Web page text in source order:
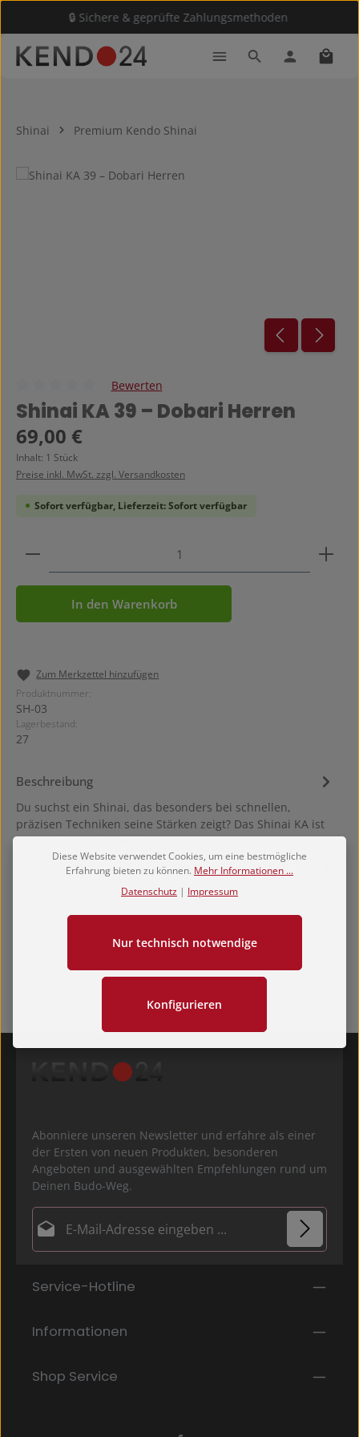
Zum Hauptinhalt springen
🔒 Sichere & geprüfte Zahlungsmethoden
Shinai Premium Kendo Shinai
Bildergalerie überspringen
Durchschnittliche Bewertung von 0 von 5 Sternen
Bewerten
Shinai KA 39 – Dobari Herren
Regulärer Preis:
69,00 €
Inhalt: 1 Stück
Preise inkl. MwSt. zzgl. Versandkosten
Sofort verfügbar, Lieferzeit: Sofort verfügbar
Produkt Anzahl: Gib den gewünschten Wert ein
In den Warenkorb
Zum Merkzettel hinzufügen
Produktnummer:
SH-03
Lagerbestand:
27
Beschreibung
Du suchst ein Shinai, das besonders bei schnellen,
präzisen Techniken seine Stärken zeigt? Das Shinai KA ist
ein Dobari-Shin…Mehr
Hersteller
Abonniere unseren Newsletter und erfahre als einer
der Ersten von neuen Produkten, besonderen
Angeboten und ausgewählten Empfehlungen rund um
Deinen Budo-Weg.
E-Mail-Adresse*
Ich habe dieDatenschutzbestimmungen
mit ihnen einverstanden.
Die mit einem Stern (*) markierten Felder sind
Pflichtfelder.
Service-Hotline
Informationen
Shop Service
Diese Website verwendet Cookies, um eine bestmögliche
Erfahrung bieten zu können. Mehr Informationen ...
Datenschutz | Impressum
Nur technisch notwendige
Konfigurieren